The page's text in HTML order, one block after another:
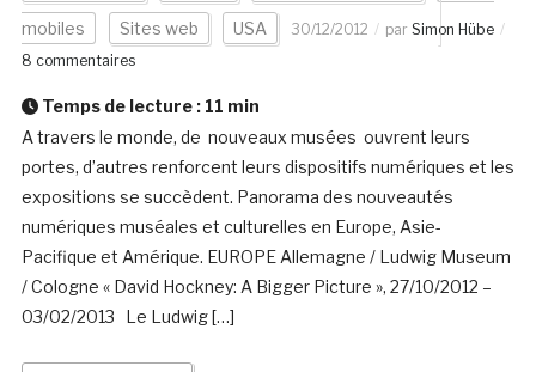
mobiles Sites web USA 30/12/2012 par Simon Hübe
8 commentaires
Temps de lecture : 11 min
A travers le monde, de nouveaux musées ouvrent leurs
portes, d’autres renforcent leurs dispositifs numériques et les
expositions se succèdent. Panorama des nouveautés
numériques muséales et culturelles en Europe, Asie-
Pacifique et Amérique. EUROPE Allemagne / Ludwig Museum
/ Cologne « David Hockney: A Bigger Picture », 27/10/2012 –
03/02/2013 Le Ludwig […]